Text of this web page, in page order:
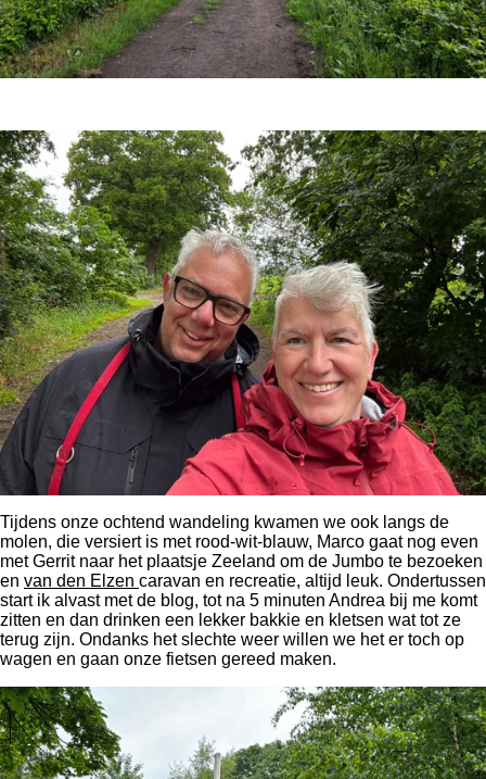
Tijdens onze ochtend wandeling kwamen we ook langs de
molen, die versiert is met rood-wit-blauw, Marco gaat nog even
met Gerrit naar het plaatsje Zeeland om de Jumbo te bezoeken
en van den Elzen caravan en recreatie, altijd leuk. Ondertussen
start ik alvast met de blog, tot na 5 minuten Andrea bij me komt
zitten en dan drinken een lekker bakkie en kletsen wat tot ze
terug zijn. Ondanks het slechte weer willen we het er toch op
wagen en gaan onze fietsen gereed maken.